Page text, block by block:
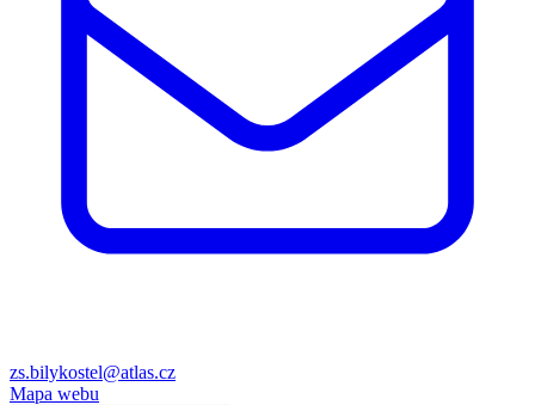
zs.bilykostel@atlas.cz
Mapa webu